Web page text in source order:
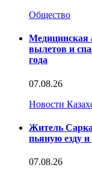
Общество
Медицинская
вылетов и
года
07.08.26
Новости
Житель
пьяную езду
07.08.26